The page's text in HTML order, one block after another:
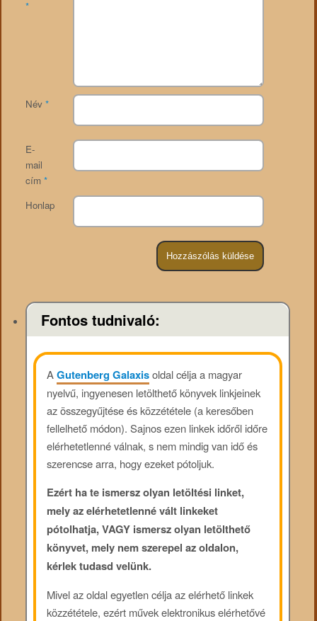
*
Név *
E-
mail
cím *
Honlap
Fontos tudnivaló:
AGutenberg Galaxisoldal célja a magyar
nyelvű, ingyenesen letölthető könyvek linkjeinek
az összegyűjtése és közzététele (a keresőben
fellelhető módon). Sajnos ezen linkek időről időre
elérhetetlenné válnak, s nem mindig van idő és
szerencse arra, hogy ezeket pótoljuk.
Ezért ha te ismersz olyan letöltési linket,
mely az elérhetetlenné vált linkeket
pótolhatja, VAGY ismersz olyan letölthető
könyvet, mely nem szerepel az oldalon,
kérlek tudasd velünk.
Mivel az oldal egyetlen célja az elérhető linkek
közzététele, ezért művek elektronikus elérhetővé